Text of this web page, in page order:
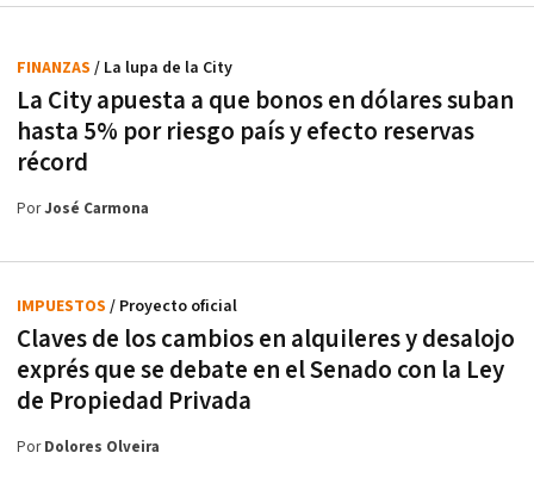
La City apuesta a que bonos en dólares suban
hasta 5% por riesgo país y efecto reservas
récord
FINANZAS / La lupa de la City
PorJosé Carmona
Claves de los cambios en alquileres y desalojo
exprés que se debate en el Senado con la Ley
de Propiedad Privada
IMPUESTOS / Proyecto oficial
PorDolores Olveira